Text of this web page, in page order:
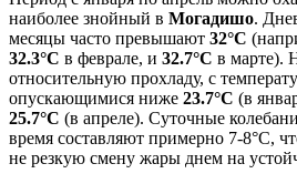
наиболее знойный в Могадишо.
месяцы часто превышают 32°C
32.3°C в феврале, и 32.7°C в марте).
относительную прохладу, с
опускающимися ниже 23.7°C (в
25.7°C (в апреле). Суточные
время составляют примерно 7-8°C,
не резкую смену жары днем на